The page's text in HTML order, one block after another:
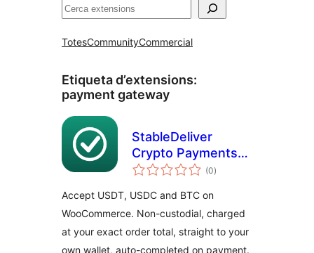
Cerca
TotesCommunityCommercial
Etiqueta d’extensions:
payment gateway
StableDeliver
Crypto Payments
for WooCommerce
(0puntuacions
totals
)
Accept USDT, USDC and BTC on
WooCommerce. Non-custodial, charged
at your exact order total, straight to your
own wallet, auto-completed on payment.